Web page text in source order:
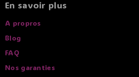
En savoir plus
A propros
Blog
FAQ
Nos garanties